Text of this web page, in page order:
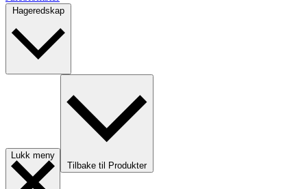
Lukk meny
Tilbake til Produkter